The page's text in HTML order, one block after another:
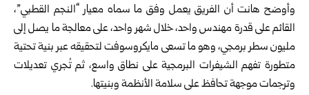
وأوضح هانت أن الفريق يعمل وفق ما سماه معيار “النجم القطبي”،
القائم على قدرة مهندس واحد، خلال شهر واحد، على معالجة ما يصل إلى
مليون سطر برمجي، وهو ما تسعى مايكروسوفت لتحقيقه عبر بنية تحتية
متطورة تفهم الشيفرات البرمجية على نطاق واسع، ثم تُجري تعديلات
وترجمات موجهة تحافظ على سلامة الأنظمة وبنيتها.